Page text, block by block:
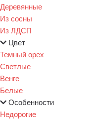
Деревянные
Из сосны
Из ЛДСП
Цвет
Темный орех
Светлые
Венге
Белые
Особенности
Недорогие